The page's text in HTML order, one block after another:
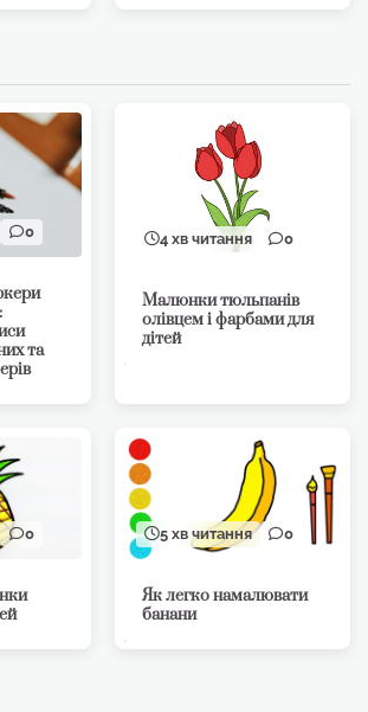
0
та
4 хв читання 0
Малюнки тюльпанів
олівцем і фарбами для
дітей
0 5 хв читання 0
Як легко намалювати
банани